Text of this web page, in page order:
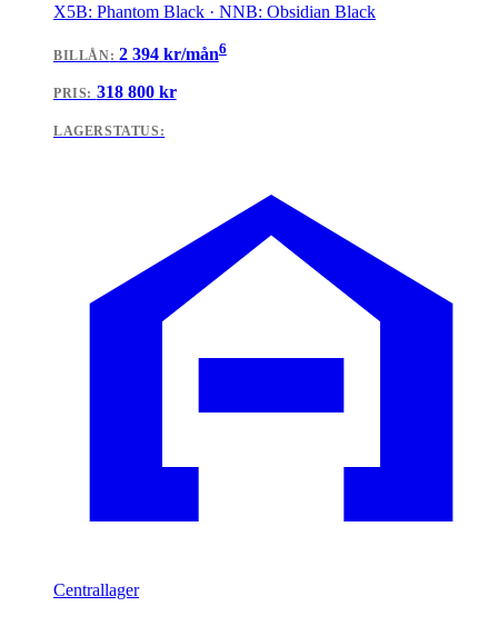
X5B: Phantom Black · NNB: Obsidian Black
BILLÅN: 2 394kr/mån6
PRIS: 318 800kr
LAGERSTATUS:
Centrallager